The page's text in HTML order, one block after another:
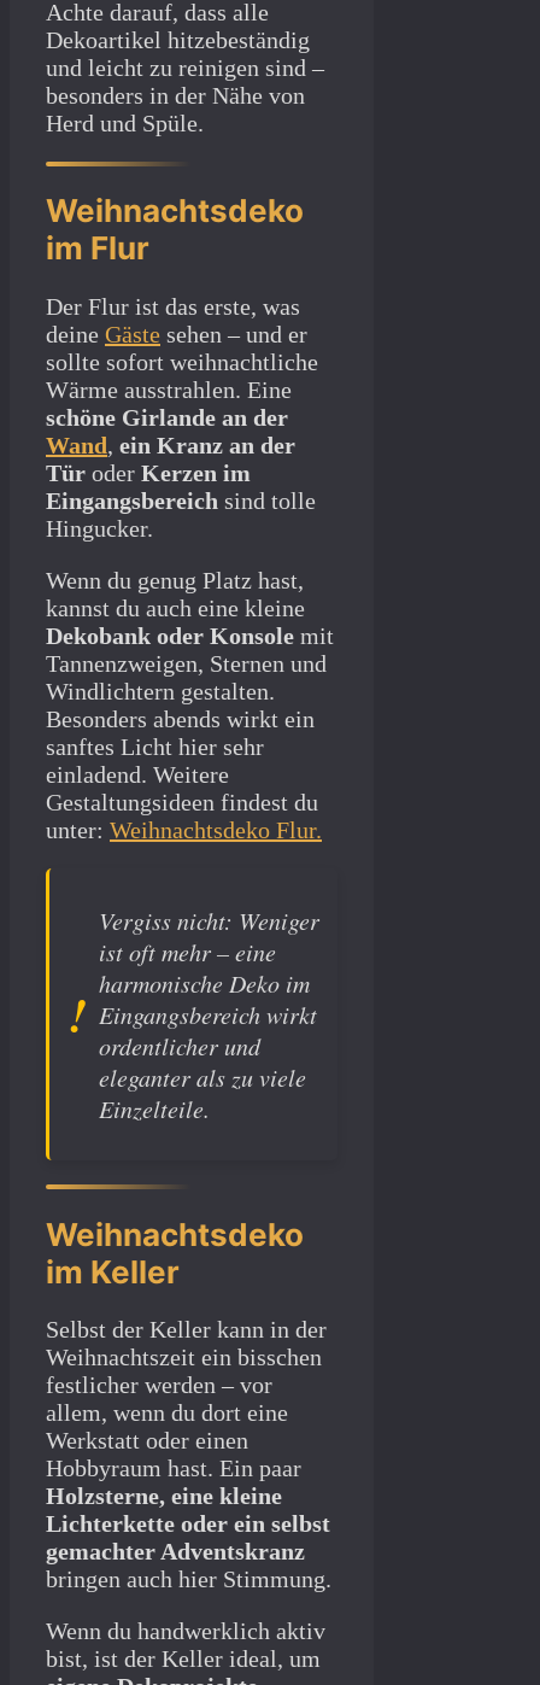
Achte darauf, dass alle
Dekoartikel hitzebeständig
und leicht zu reinigen sind –
besonders in der Nähe von
Herd und Spüle.
Weihnachtsdeko
im Flur
Der Flur ist das erste, was
deine Gäste sehen – und er
sollte sofort weihnachtliche
Wärme ausstrahlen. Eine
schöne Girlande an der
Wand, ein Kranz an der
Tür oder Kerzen im
Eingangsbereich sind tolle
Hingucker.
Wenn du genug Platz hast,
kannst du auch eine kleine
Dekobank oder Konsole mit
Tannenzweigen, Sternen und
Windlichtern gestalten.
Besonders abends wirkt ein
sanftes Licht hier sehr
einladend. Weitere
Gestaltungsideen findest du
unter: Weihnachtsdeko Flur.
Vergiss nicht: Weniger
ist oft mehr – eine
harmonische Deko im
Eingangsbereich wirkt
ordentlicher und
eleganter als zu viele
Einzelteile.
Weihnachtsdeko
im Keller
Selbst der Keller kann in der
Weihnachtszeit ein bisschen
festlicher werden – vor
allem, wenn du dort eine
Werkstatt oder einen
Hobbyraum hast. Ein paar
Holzsterne, eine kleine
Lichterkette oder ein selbst
gemachter Adventskranz
bringen auch hier Stimmung.
Wenn du handwerklich aktiv
bist, ist der Keller ideal, um